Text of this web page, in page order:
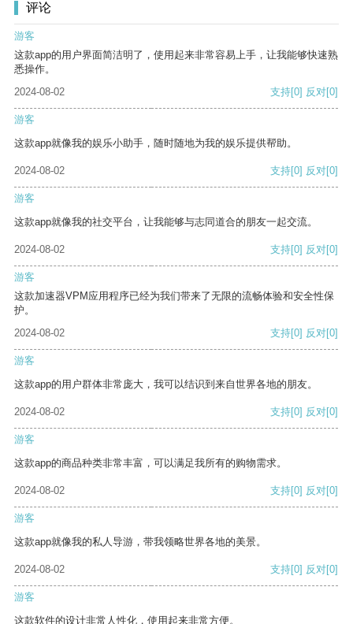
评论
游客
这款app的用户界面简洁明了，使用起来非常容易上手，让我能够快速熟
悉操作。
2024-08-02
支持[0] 反对[0]
游客
这款app就像我的娱乐小助手，随时随地为我的娱乐提供帮助。
2024-08-02 支持[0] 反对[0]
游客
这款app就像我的社交平台，让我能够与志同道合的朋友一起交流。
2024-08-02 支持[0] 反对[0]
游客
这款加速器VPM应用程序已经为我们带来了无限的流畅体验和安全性保
护。
2024-08-02
支持[0] 反对[0]
游客
这款app的用户群体非常庞大，我可以结识到来自世界各地的朋友。
2024-08-02 支持[0] 反对[0]
游客
这款app的商品种类非常丰富，可以满足我所有的购物需求。
2024-08-02 支持[0] 反对[0]
游客
这款app就像我的私人导游，带我领略世界各地的美景。
2024-08-02 支持[0] 反对[0]
游客
这款软件的设计非常人性化，使用起来非常方便。